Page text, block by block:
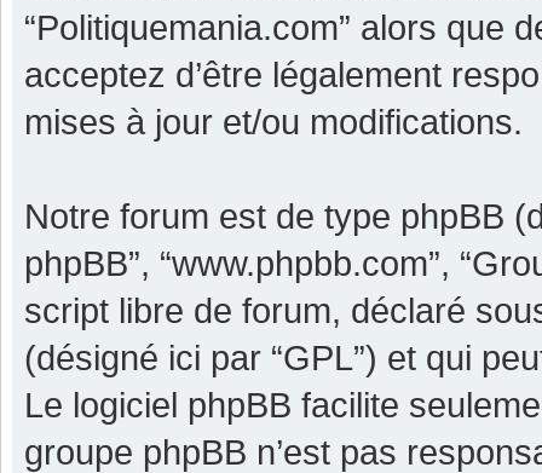
“Politiquemania.com” alors que
acceptez d’être légalement
mises à jour et/ou modifications.
Notre forum est de type phpBB
phpBB”, “www.phpbb.com”,
script libre de forum, déclaré
(désigné ici par “GPL”) et qui
Le logiciel phpBB facilite
groupe phpBB n’est pas